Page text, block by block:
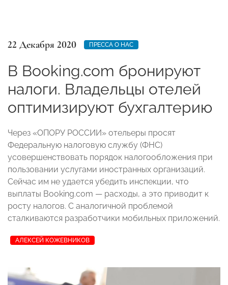
22 Декабря 2020 ПРЕССА О НАС
В Booking.com бронируют
налоги. Владельцы отелей
оптимизируют бухгалтерию
Через «ОПОРУ РОССИИ» отельеры просят
Федеральную налоговую службу (ФНС)
усовершенствовать порядок налогообложения при
пользовании услугами иностранных организаций.
Сейчас им не удается убедить инспекции, что
выплаты Booking.com — расходы, а это приводит к
росту налогов. С аналогичной проблемой
сталкиваются разработчики мобильных приложений.
АЛЕКСЕЙ КОЖЕВНИКОВ